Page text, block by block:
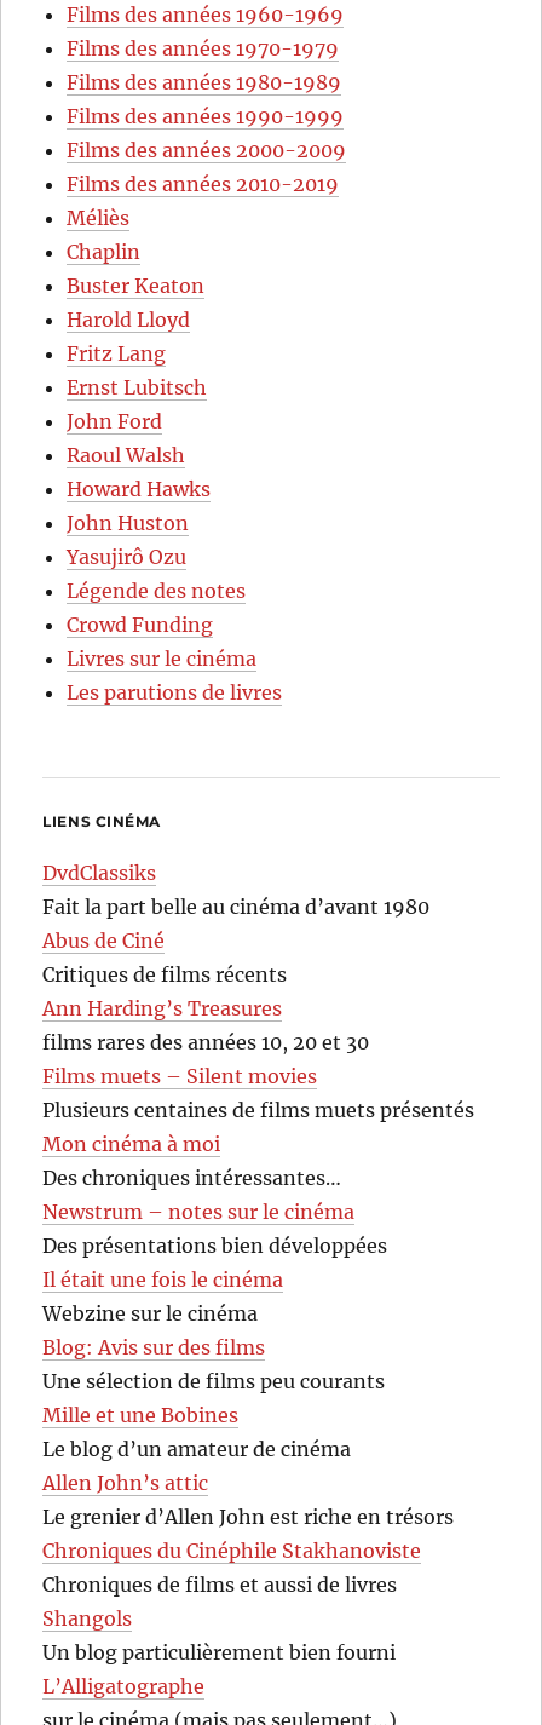
Films des années 1960-1969
Films des années 1970-1979
Films des années 1980-1989
Films des années 1990-1999
Films des années 2000-2009
Films des années 2010-2019
Méliès
Chaplin
Buster Keaton
Harold Lloyd
Fritz Lang
Ernst Lubitsch
John Ford
Raoul Walsh
Howard Hawks
John Huston
Yasujirô Ozu
Légende des notes
Crowd Funding
Livres sur le cinéma
Les parutions de livres
LIENS CINÉMA
DvdClassiks
Fait la part belle au cinéma d’avant 1980
Abus de Ciné
Critiques de films récents
Ann Harding’s Treasures
films rares des années 10, 20 et 30
Films muets – Silent movies
Plusieurs centaines de films muets présentés
Mon cinéma à moi
Des chroniques intéressantes…
Newstrum – notes sur le cinéma
Des présentations bien développées
Il était une fois le cinéma
Webzine sur le cinéma
Blog: Avis sur des films
Une sélection de films peu courants
Mille et une Bobines
Le blog d’un amateur de cinéma
Allen John’s attic
Le grenier d’Allen John est riche en trésors
Chroniques du Cinéphile Stakhanoviste
Chroniques de films et aussi de livres
Shangols
Un blog particulièrement bien fourni
L’Alligatographe
sur le cinéma (mais pas seulement…)